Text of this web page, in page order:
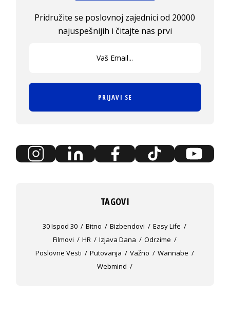
Pridružite se poslovnoj zajednici od 20000
najuspešnijih i čitajte nas prvi
PRIJAVI SE
TAGOVI
30 Ispod 30 Bitno Bizbendovi
Easy Life
Filmovi
HR Izjava Dana
Odrzime
Poslovne Vesti
Putovanja Važno
Wannabe
Webmind